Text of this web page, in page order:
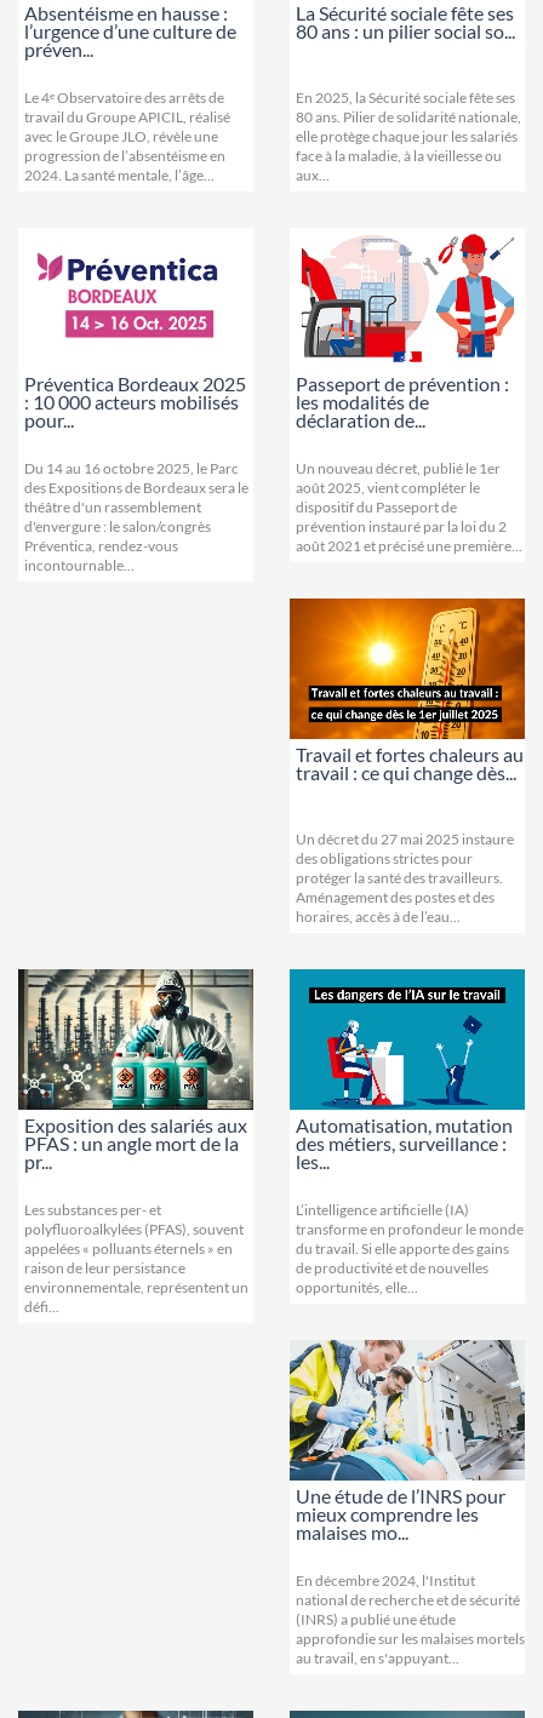
Absentéisme en hausse :
l’urgence d’une culture de
préven...
Le 4ᵉ Observatoire des arrêts de
travail du Groupe APICIL, réalisé
avec le Groupe JLO, révèle une
progression de l’absentéisme en
2024. La santé mentale, l’âge...
La Sécurité sociale fête ses
80 ans : un pilier social so...
En 2025, la Sécurité sociale fête ses
80 ans. Pilier de solidarité nationale,
elle protège chaque jour les salariés
face à la maladie, à la vieillesse ou
aux...
Préventica Bordeaux 2025
: 10 000 acteurs mobilisés
pour...
Du 14 au 16 octobre 2025, le Parc
des Expositions de Bordeaux sera le
théâtre d'un rassemblement
d'envergure : le salon/congrès
Préventica, rendez-vous
incontournable...
Passeport de prévention :
les modalités de
déclaration de...
Un nouveau décret, publié le 1er
août 2025, vient compléter le
dispositif du Passeport de
prévention instauré par la loi du 2
août 2021 et précisé une première...
Travail et fortes chaleurs au
travail : ce qui change dès...
Un décret du 27 mai 2025 instaure
des obligations strictes pour
protéger la santé des travailleurs.
Aménagement des postes et des
horaires, accès à de l’eau...
Exposition des salariés aux
PFAS : un angle mort de la
pr...
Les substances per- et
polyfluoroalkylées (PFAS), souvent
appelées « polluants éternels » en
raison de leur persistance
environnementale, représentent un
défi...
Automatisation, mutation
des métiers, surveillance :
les...
L’intelligence artificielle (IA)
transforme en profondeur le monde
du travail. Si elle apporte des gains
de productivité et de nouvelles
opportunités, elle...
Une étude de l’INRS pour
mieux comprendre les
malaises mo...
En décembre 2024, l'Institut
national de recherche et de sécurité
(INRS) a publié une étude
approfondie sur les malaises mortels
au travail, en s'appuyant...